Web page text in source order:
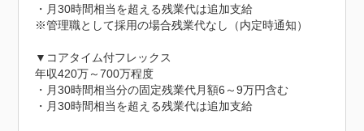
・月30時間相当を超える残業代は追加支給
※管理職として採用の場合残業代なし（内定時通知）
▼コアタイム付フレックス
年収420万～700万程度
・月30時間相当分の固定残業代月額6～9万円含む
・月30時間相当を超える残業代は追加支給